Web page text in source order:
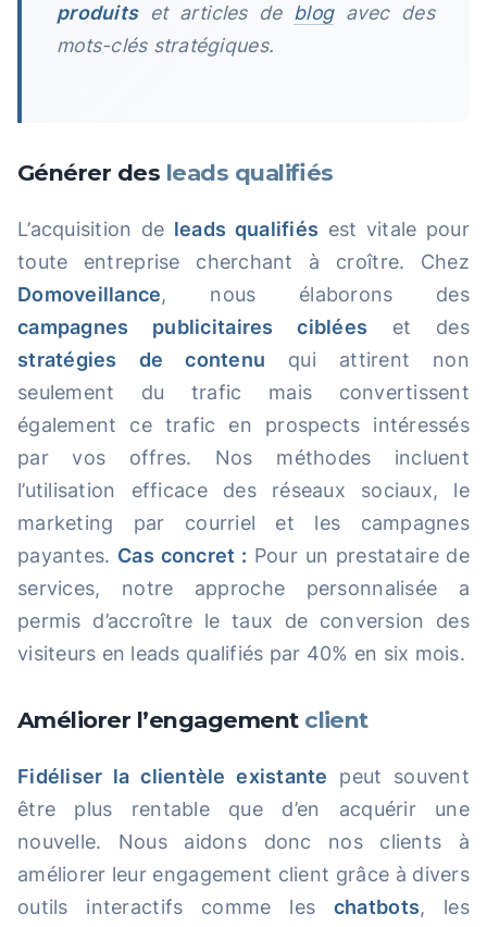
produitset articles de blogavec des
mots-clés stratégiques.
Générer des leads qualifiés
L’acquisition de leads qualifiés est vitale pour
toute entreprise cherchant à croître. Chez
Domoveillance, nous élaborons des
campagnes publicitaires ciblées et des
stratégies de contenu qui attirent non
seulement du trafic mais convertissent
également ce trafic en prospects intéressés
par vos offres. Nos méthodes incluent
l’utilisation efficace des réseaux sociaux, le
marketing par courriel et les campagnes
payantes. Cas concret : Pour un prestataire de
services, notre approche personnalisée a
permis d’accroître le taux de conversion des
visiteurs en leads qualifiés par 40% en six mois.
Améliorer l’engagement client
Fidéliser la clientèle existante peut souvent
être plus rentable que d’en acquérir une
nouvelle. Nous aidons donc nos clients à
améliorer leur engagement client grâce à divers
outils interactifs comme les chatbots, les